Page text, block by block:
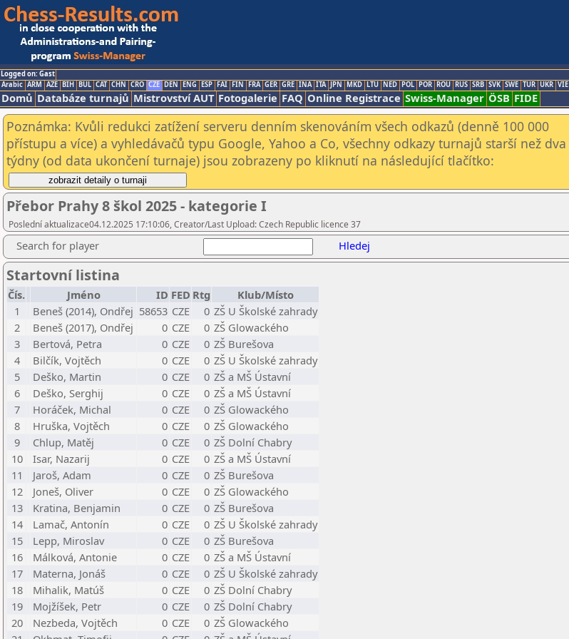
Logged on: Gast
Arabic ARM AZE BIH BUL CAT CHN CRO CZE DEN ENG ESP FAI FIN FRA GER GRE INA ITA JPN MKD LTU NED POL POR ROU RUS SRB SVK SWE TUR UKR VIE
Domů Databáze turnajů Mistrovství AUT Fotogalerie FAQ Online Registrace Swiss-Manager ÖSB FIDE
Poznámka: Kvůli redukci zatížení serveru denním skenováním všech odkazů (denně 100 000
přístupu a více) a vyhledávačů typu Google, Yahoo a Co, všechny odkazy turnajů starší než dva
týdny (od data ukončení turnaje) jsou zobrazeny po kliknutí na následující tlačítko:
Přebor Prahy 8 škol 2025 - kategorie I
Poslední aktualizace04.12.2025 17:10:06, Creator/Last Upload: Czech Republic licence 37
Search for player Hledej
Startovní listina
Čís. Jméno ID FED Rtg
Klub/Místo
1
Beneš (2014), Ondřej 58653 CZE 0 ZŠ U Školské zahrady
2
Beneš (2017), Ondřej 0 CZE 0 ZŠ Glowackého
3
Bertová, Petra 0 CZE 0 ZŠ Burešova
4
Bilčík, Vojtěch 0 CZE 0 ZŠ U Školské zahrady
5
Deško, Martin 0 CZE 0 ZŠ a MŠ Ústavní
6
Deško, Serghij 0 CZE 0 ZŠ a MŠ Ústavní
7
Horáček, Michal 0 CZE 0 ZŠ Glowackého
8
Hruška, Vojtěch 0 CZE 0 ZŠ Glowackého
9
Chlup, Matěj 0 CZE 0 ZŠ Dolní Chabry
10
Isar, Nazarij 0 CZE 0 ZŠ a MŠ Ústavní
11
Jaroš, Adam 0 CZE 0 ZŠ Burešova
12
Joneš, Oliver 0 CZE 0 ZŠ Glowackého
13
Kratina, Benjamin 0 CZE 0 ZŠ Burešova
14
Lamač, Antonín 0 CZE 0 ZŠ U Školské zahrady
15
Lepp, Miroslav 0 CZE 0 ZŠ Burešova
16
Málková, Antonie 0 CZE 0 ZŠ a MŠ Ústavní
17
Materna, Jonáš 0 CZE 0 ZŠ U Školské zahrady
18
Mihalik, Matúš 0 CZE 0 ZŠ Dolní Chabry
19
Mojžíšek, Petr 0 CZE 0 ZŠ Dolní Chabry
20
Nezbeda, Vojtěch 0 CZE 0 ZŠ Glowackého